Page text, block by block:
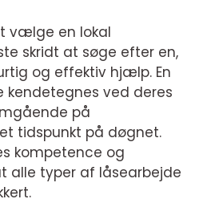
vælge en lokal
skridt at søge efter en,
og effektiv hjælp. En
kendetegnes ved deres
på
tidspunkt på døgnet.
kompetence og
alle typer af låsearbejde